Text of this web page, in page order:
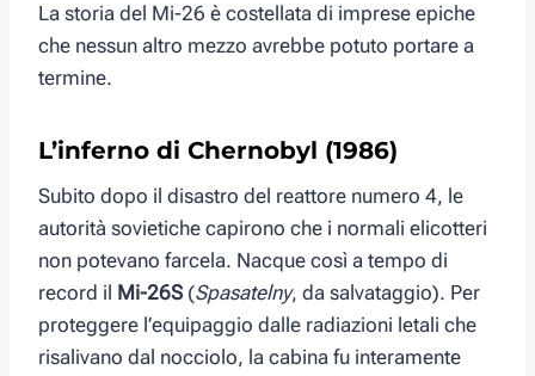
La storia del Mi-26 è costellata di imprese epiche
che nessun altro mezzo avrebbe potuto portare a
termine.
L’inferno di Chernobyl (1986)
Subito dopo il disastro del reattore numero 4, le
autorità sovietiche capirono che i normali elicotteri
non potevano farcela. Nacque così a tempo di
record il Mi-26S(Spasatelny, da salvataggio). Per
proteggere l’equipaggio dalle radiazioni letali che
risalivano dal nocciolo, la cabina fu interamente